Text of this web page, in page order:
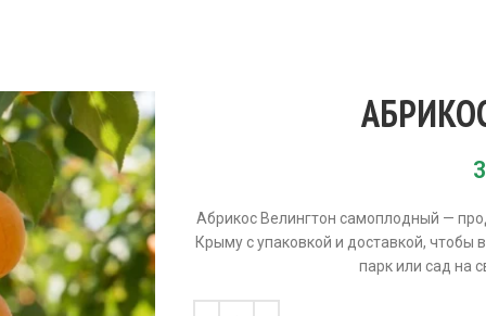
Абрикос Велингтон самоплодный —
Крыму с упаковкой и доставкой,
парк или сад на